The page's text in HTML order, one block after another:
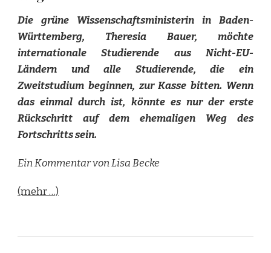
Die grüne Wissenschaftsministerin in Baden-
Württemberg, Theresia Bauer, möchte
internationale Studierende aus Nicht-EU-
Ländern und alle Studierende, die ein
Zweitstudium beginnen, zur Kasse bitten. Wenn
das einmal durch ist, könnte es nur der erste
Rückschritt auf dem ehemaligen Weg des
Fortschritts sein.
Ein Kommentar von Lisa Becke
(mehr …)